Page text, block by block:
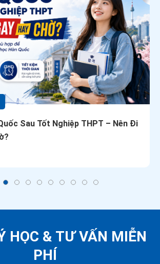
Sau Tốt Nghiệp THPT – Nên Đi
HỌC & TƯ VẤN MIỄN
PHÍ